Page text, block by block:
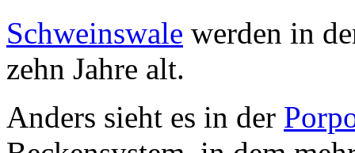
Schweinswale werden in
zehn Jahre alt.
Anders sieht es in der